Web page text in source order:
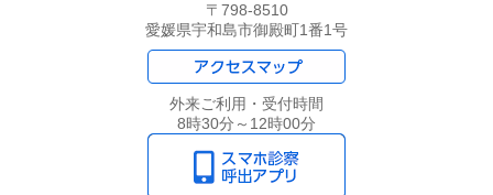
〒798-8510
愛媛県宇和島市御殿町1番1号
外来ご利用・受付時間
8時30分～12時00分